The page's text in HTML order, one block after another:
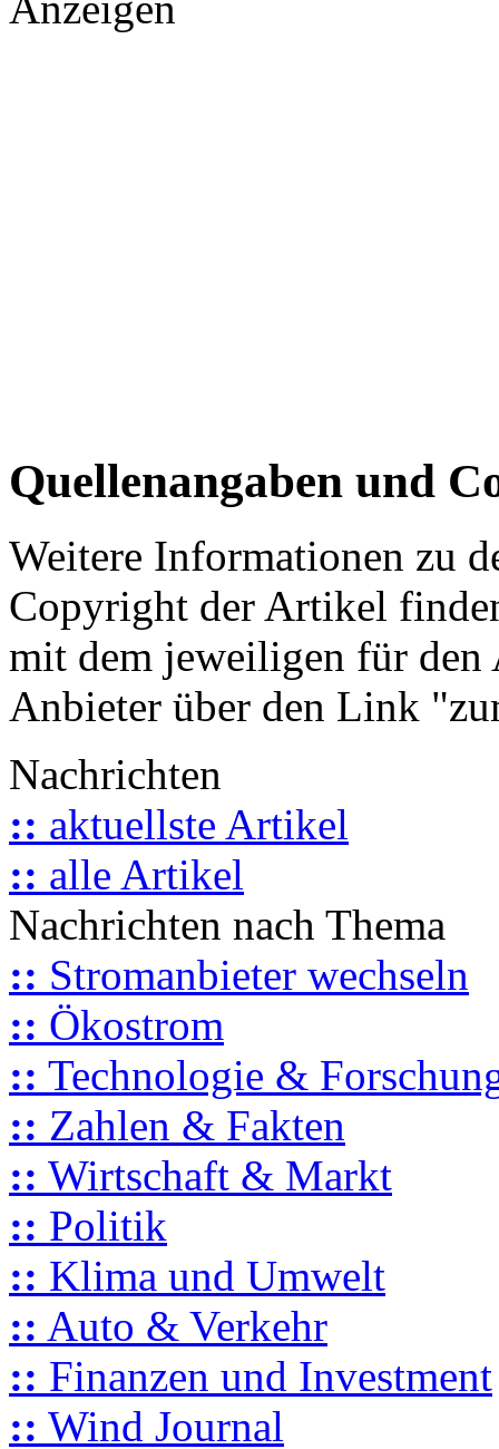
Quellenangaben und
Weitere Informationen zu
Copyright der Artikel
mit dem jeweiligen für
Anbieter über den Link
Nachrichten
:: aktuellste Artikel
:: alle Artikel
Nachrichten nach Thema
:: Stromanbieter wechseln
:: Ökostrom
:: Technologie &
:: Zahlen & Fakten
:: Wirtschaft & Markt
:: Politik
:: Klima und Umwelt
:: Auto & Verkehr
:: Finanzen und Investment
:: Wind Journal